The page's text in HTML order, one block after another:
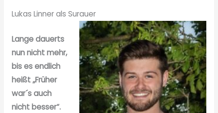
Lukas Linner als Surauer
Lange dauerts
nun nicht mehr,
bis es endlich
heißt „Früher
war´s auch
nicht besser“.